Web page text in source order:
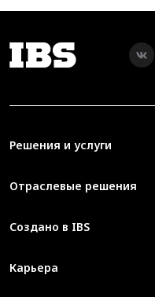
Решения и услуги
Отраслевые решения
Создано в IBS
Карьера